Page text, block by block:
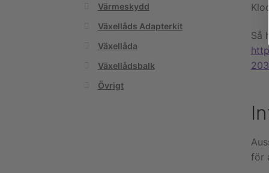
Så
för
Värmeskydd
Växellåds Adapterkit
Växellåda
Växellådsbalk
Övrigt